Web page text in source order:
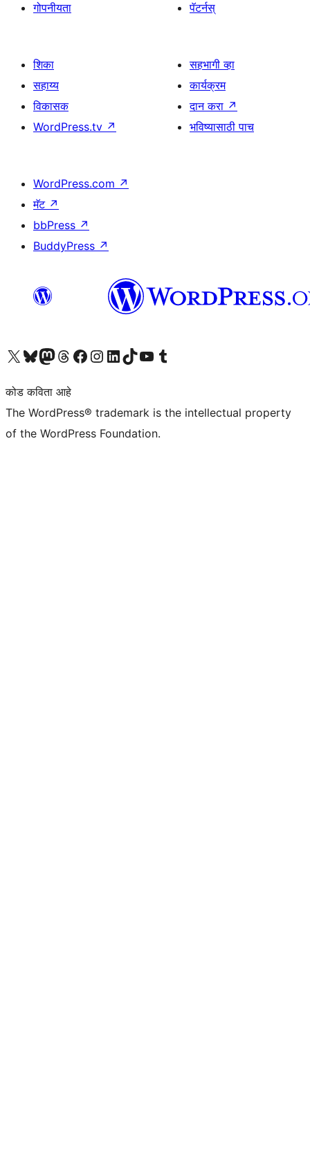
गोपनीयता
पॅटर्नस्
शिका
सहाय्य
विकासक
WordPress.tv ↗
सहभागी व्हा
कार्यक्रम
दान करा ↗
भविष्यासाठी पाच
WordPress.com ↗
मॅट ↗
bbPress ↗
BuddyPress ↗
आमच्या X (एक्स) (पूर्वीचे ट्विटर) खात्याला भेट द्या आमच्या ब्लूस्की खात्याला भेट द्या.आमच्या Mastodon खात्याला भेट द्या.आमच्या थ्रेड्स खात्याला भेट द्या. आमच्या फेसबुक पेजला भेट द्या आमच्या इंस्टाग्राम खात्याला भेट द्या आमच्या लिंक्डइन खात्याला भेट द्या आमच्या टिकटॉक अकाउंटला भेट द्या.आमच्या यूट्यूब चॅनेलला भेट द्या आमच्या टंबलर खात्याला भेट द्या.
कोड कविता आहे
The WordPress® trademark is the intellectual property
of the WordPress Foundation.